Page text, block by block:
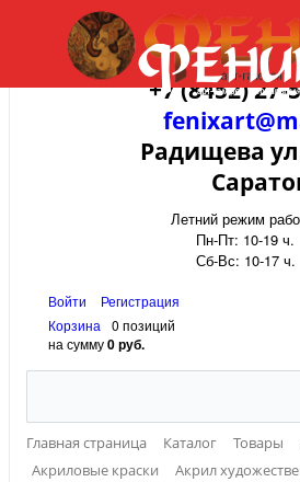
+7 (8452) 27-
Радищева
Летний режим
Пн-Пт: 10-19 ч.
Сб-Вс: 10-17 ч.
Войти
Регистрация
Корзина
0 позиций
на сумму0 руб.
Главная страница Каталог Товары
Акриловые краски
Акрил